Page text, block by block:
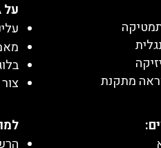
מתקנת
על Class A: